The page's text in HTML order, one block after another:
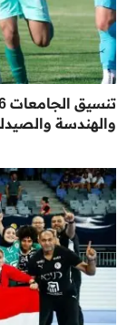
والهندسة